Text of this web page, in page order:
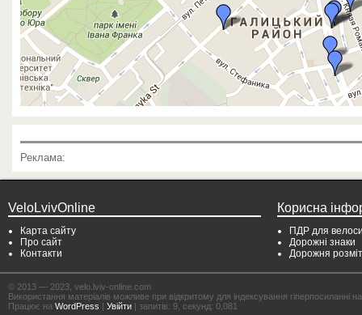
Реклама:
VeloLvivOnline
Карта сайту
Про сайт
Контакти
Корисна
ПДР для
Дорожні знаки
Дорожня
© 2013 — 2023, velo.lviv-online.com
Використання матеріалів можливе при відкритому для індексування гіперпосиланні
Працює на WordPress | Увійти | запитів: 9, секунд: 0,081